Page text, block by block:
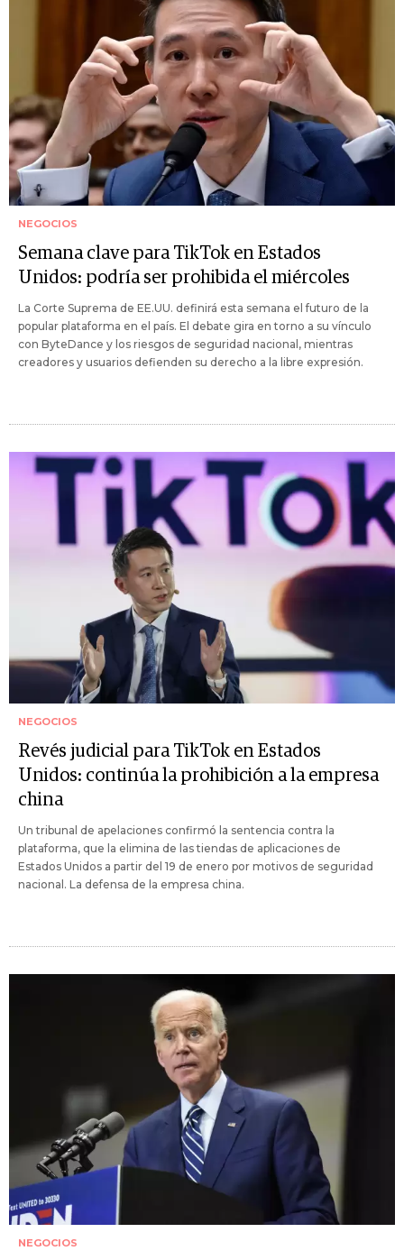
NEGOCIOS
Semana clave para TikTok en Estados
Unidos: podría ser prohibida el miércoles
La Corte Suprema de EE.UU. definirá esta semana el futuro de la
popular plataforma en el país. El debate gira en torno a su vínculo
con ByteDance y los riesgos de seguridad nacional, mientras
creadores y usuarios defienden su derecho a la libre expresión.
NEGOCIOS
Revés judicial para TikTok en Estados
Unidos: continúa la prohibición a la empresa
china
Un tribunal de apelaciones confirmó la sentencia contra la
plataforma, que la elimina de las tiendas de aplicaciones de
Estados Unidos a partir del 19 de enero por motivos de seguridad
nacional. La defensa de la empresa china.
NEGOCIOS